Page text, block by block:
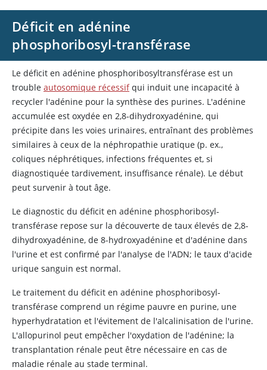
Déficit en adénine
phosphoribosyl-transférase
Le déficit en adénine phosphoribosyltransférase est un
trouble autosomique récessifqui induit une incapacité à
recycler l'adénine pour la synthèse des purines. L'adénine
accumulée est oxydée en 2,8-dihydroxyadénine, qui
précipite dans les voies urinaires, entraînant des problèmes
similaires à ceux de la néphropathie uratique (p. ex.,
coliques néphrétiques, infections fréquentes et, si
diagnostiquée tardivement, insuffisance rénale). Le début
peut survenir à tout âge.
Le diagnostic du déficit en adénine phosphoribosyl-
transférase repose sur la découverte de taux élevés de 2,8-
dihydroxyadénine, de 8-hydroxyadénine et d'adénine dans
l'urine et est confirmé par l'analyse de l'ADN; le taux d'acide
urique sanguin est normal.
Le traitement du déficit en adénine phosphoribosyl-
transférase comprend un régime pauvre en purine, une
hyperhydratation et l'évitement de l'alcalinisation de l'urine.
L'allopurinol peut empêcher l'oxydation de l'adénine; la
transplantation rénale peut être nécessaire en cas de
maladie rénale au stade terminal.